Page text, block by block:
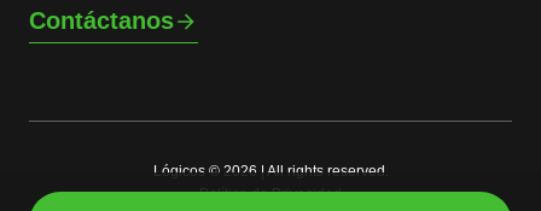
Contáctanos
Lógicos © 2026 | All rights reserved.
Política de Privacidad